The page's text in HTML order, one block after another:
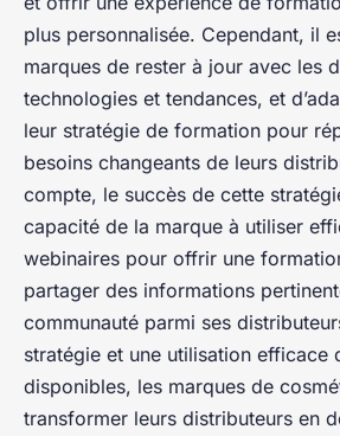
plus personnalisée. Cependant, il
marques de rester à jour avec les
technologies et tendances, et
leur stratégie de formation pour
besoins changeants de leurs
compte, le succès de cette
capacité de la marque à utiliser
webinaires pour offrir une
partager des informations
communauté parmi ses
stratégie et une utilisation efficace
disponibles, les marques de
transformer leurs distributeurs en